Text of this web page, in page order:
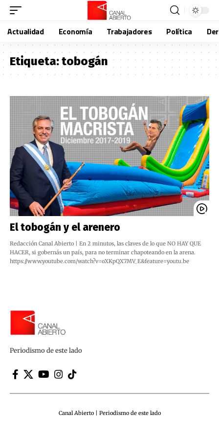
Actualidad Economía Trabajadores Política
Etiqueta:tobogán
El tobogán y el arenero
Redacción Canal Abierto | En 2 minutos, las claves de lo que NO HAY QUE
HACER, si gobernás un país, para no terminar chapoteando en la arena.
https://www.youtube.com/watch?v=oXKpQX7MV_E&feature=youtu.be
Periodismo de este lado
Canal Abierto | Periodismo de este lado